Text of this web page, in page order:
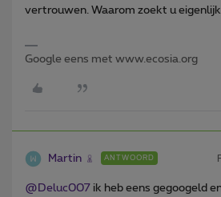
vertrouwen. Waarom zoekt u
Google eens met www.ecosia.org
Martin ANTWOORD
@Deluc007 ik heb eens gegoogeld